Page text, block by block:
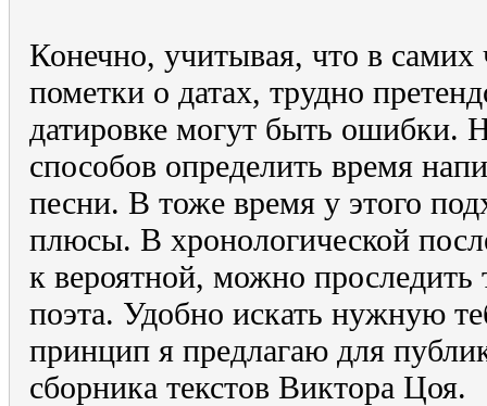
Конечно, учитывая, что в самих
пометки о датах, трудно
датировке могут быть ошибки.
способов определить время
песни. В тоже время у этого
плюсы. В хронологической
к вероятной, можно проследить
поэта. Удобно искать нужную
принцип я предлагаю для
сборника текстов Виктора Цоя.